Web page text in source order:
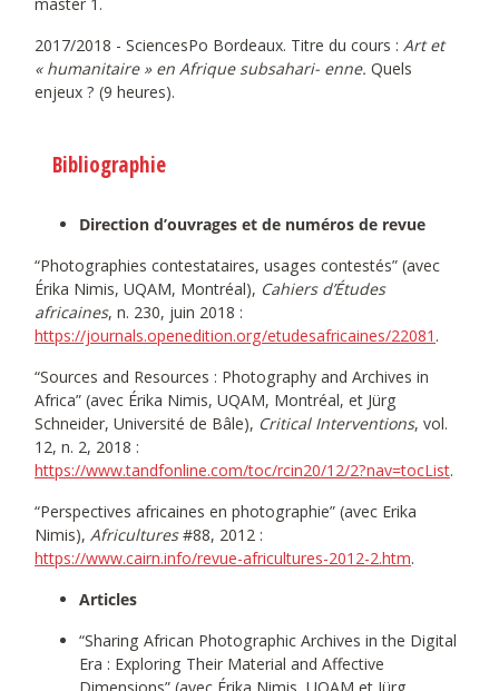
2017/2018 - SciencesPo Bordeaux. Titre du cours : Art et
« humanitaire » en Afrique subsahari- enne. Quels
enjeux ? (9 heures).
Bibliographie
Direction d’ouvrages et de numéros de revue
“Photographies contestataires, usages contestés” (avec
Érika Nimis, UQAM, Montréal), Cahiers d’Études
africaines, n. 230, juin 2018 :
https://journals.openedition.org/etudesafricaines/22081 .
“Sources and Resources : Photography and Archives in
Africa” (avec Érika Nimis, UQAM, Montréal, et Jürg
Schneider, Université de Bâle), Critical Interventions, vol.
12, n. 2, 2018 :
https://www.tandfonline.com/toc/rcin20/12/2?nav=tocList.
“Perspectives africaines en photographie” (avec Erika
Nimis), Africultures#88, 2012 :
https://www.cairn.info/revue-africultures-2012-2.htm.
Articles
“Sharing African Photographic Archives in the Digital
Era : Exploring Their Material and Affective